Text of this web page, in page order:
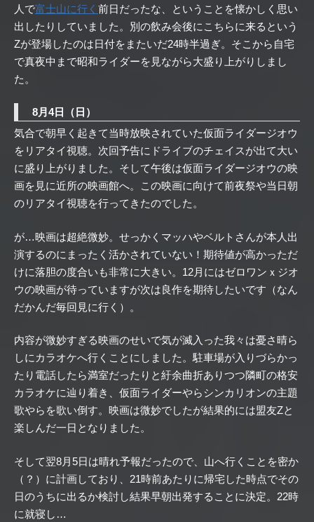
人で富士山に行く 前日だったな、ということを懐かしく思い
出したりしていました。別の飲み会後にこちらに来るという
Zが登場したのは日付をまたいだ24時半過ぎ。そこから自宅
で真夜中まで昭和ライダーを見ながら大盛り上がりしまし
た。
8月4日（日）
気合で朝早く起きて当時放映されていた仮面ライダージオウ
をリアタイ視聴。次回予告にドライブのチェイスが出て大い
に盛り上がりました。そして午後は仮面ライダージオウの映
画を見に近所の映画館へ。この映画に向けて前夜祭や当日朝
のリアタイ視聴を行ってきたのでした。
が…映画は超絶微妙。せっかくマッハやベルトさんが本人出
演するのにまったく活かされていない！期待値が高かっただ
けに落胆の度合いも非常に大きい。12月にはゼロワンｘジオ
ウの映画が待っていますが次は良作を期待したいです（なん
だかんだ毎回見に行く）。
内容が微妙すぎる映画のせいで気が滅入った我々は憂さ晴ら
しにカラオケへ行くことにしました。駐車場が入りづらかっ
たり電話したら満室だったりと紆余曲折ありつつ隣町の格安
カラオケに辿り着き、仮面ライダーやらシンカリオンの主題
歌やらを歌い倒す。映画は微妙でしたが結果的には盟友Zと
楽しんだ一日となりました。
そして翌8月5日は晴れ予報だったので、山へ行くことを密か
（？）に計画しており、21時前あたりに帰宅した時点でその
日のうちに出るか検討し結果早朝出発することに決定。22時
に就寝し…